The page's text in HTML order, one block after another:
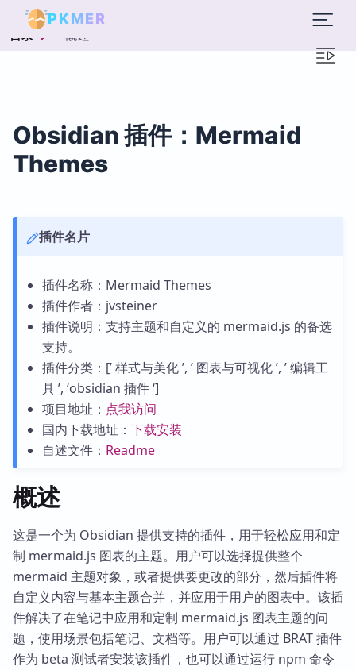
PKMER
目录 概述
Obsidian 插件：Mermaid
Themes
插件名片
插件名称：Mermaid Themes
插件作者：jvsteiner
插件说明：支持主题和自定义的 mermaid.js 的备选
支持。
插件分类：[’ 样式与美化 ’, ’ 图表与可视化 ’, ’ 编辑工
具 ’, ‘obsidian 插件 ‘]
项目地址： 点我访问
国内下载地址： 下载安装
自述文件： Readme
概述
这是一个为 Obsidian 提供支持的插件，用于轻松应用和定
制 mermaid.js 图表的主题。用户可以选择提供整个
mermaid 主题对象，或者提供要更改的部分，然后插件将
自定义内容与基本主题合并，并应用于用户的图表中。该插
件解决了在笔记中应用和定制 mermaid.js 图表主题的问
题，使用场景包括笔记、文档等。用户可以通过 BRAT 插件
作为 beta 测试者安装该插件，也可以通过运行 npm 命令